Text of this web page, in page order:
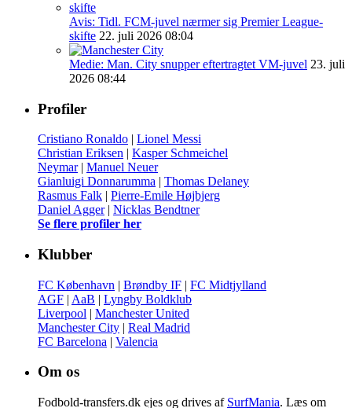
Avis: Tidl. FCM-juvel nærmer sig Premier League-
skifte 22. juli 2026 08:04
Medie: Man. City snupper eftertragtet VM-juvel 23. juli
2026 08:44
Profiler
Cristiano Ronaldo | Lionel Messi
Christian Eriksen | Kasper Schmeichel
Neymar| Manuel Neuer
Gianluigi Donnarumma | Thomas Delaney
Rasmus Falk | Pierre-Emile Højbjerg
Daniel Agger| Nicklas Bendtner
Se flere profiler her
Klubber
FC København | Brøndby IF | FC Midtjylland
AGF | AaB | Lyngby Boldklub
Liverpool | Manchester United
Manchester City | Real Madrid
FC Barcelona | Valencia
Om os
Fodbold-transfers.dk ejes og drives af SurfMania. Læs om